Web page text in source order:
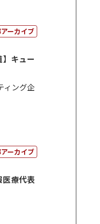
ーカイブ
キュー
ィング企
ーカイブ
医療代表